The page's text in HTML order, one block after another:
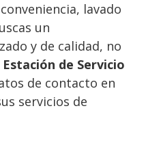
lavado
un
y de calidad, no
Estación de Servicio
de contacto en
servicios de